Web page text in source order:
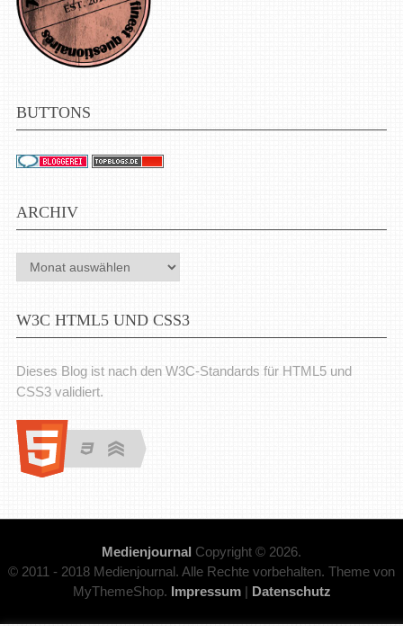
BUTTONS
ARCHIV
Archiv
W3C HTML5 UND CSS3
Dieses Blog ist nach den W3C-Standards für HTML5 und
CSS3 validiert.
Medienjournal Copyright © 2026.
© 2011 - 2018 Medienjournal. Alle Rechte vorbehalten. Theme von
MyThemeShop. Impressum| Datenschutz